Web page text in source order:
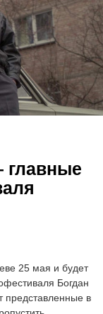
25 мая и будет
Богдан
представленные в